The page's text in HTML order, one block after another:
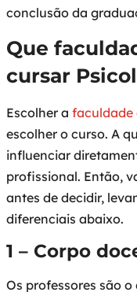
conclusão da
Que
cursar
Escolher a faculdade
escolher o curso. A
influenciar
profissional. Então,
antes de decidir,
diferenciais abaixo.
1 – Corpo
Os professores são